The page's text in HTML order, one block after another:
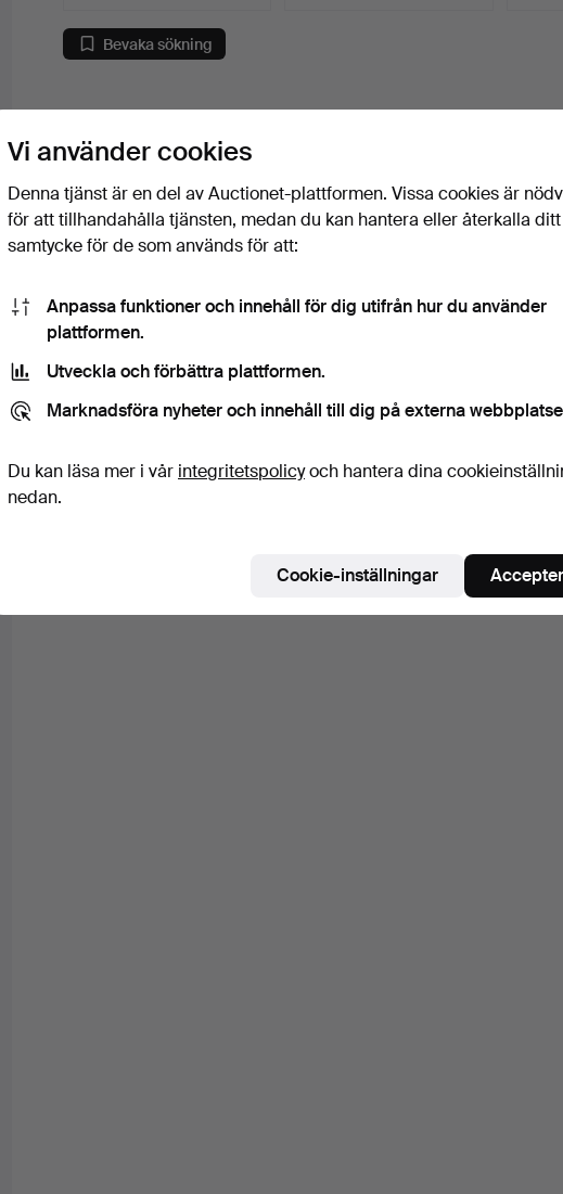
Bevaka sökning
Vi använder cookies
Denna tjänst är en del av Auctionet-plattformen. Vissa cookies är
för att tillhandahålla tjänsten, medan du kan hantera eller återkalla ditt
samtycke för de som används för att:
Anpassa funktioner och innehåll för dig utifrån hur du använder
plattformen.
Utveckla och förbättra plattformen.
Marknadsföra nyheter och innehåll till dig på externa
Du kan läsa mer i vår integritetspolicyoch hantera dina
nedan.
Cookie-inställningar